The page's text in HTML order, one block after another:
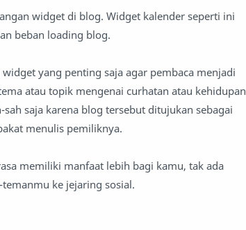
widget di blog. Widget kalender seperti ini
beban loading blog.
yang penting saja agar pembaca menjadi
atau topik mengenai curhatan atau kehidupan
saja karena blog tersebut ditujukan sebagai
menulis pemiliknya.
memiliki manfaat lebih bagi kamu, tak ada
ke jejaring sosial.